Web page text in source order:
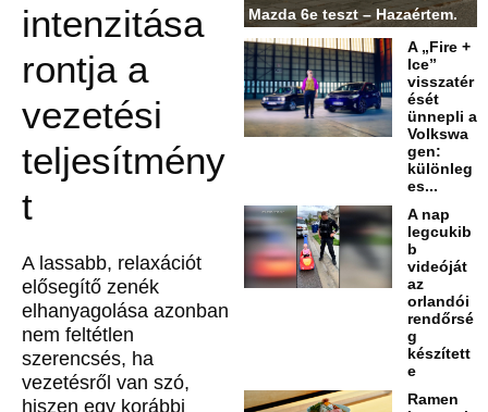
intenzitása
rontja a
vezetési
teljesítmény
t
A lassabb, relaxációt
elősegítő zenék
elhanyagolása azonban
nem feltétlen
szerencsés, ha
vezetésről van szó,
hiszen egy korábbi
Mazda 6e teszt – Hazaértem.
A „Fire +
Ice”
visszatér
ését
ünnepli a
Volkswa
gen:
különleg
es...
A nap
legcukib
b
videóját
az
orlandói
rendőrsé
g
készített
e
Ramen